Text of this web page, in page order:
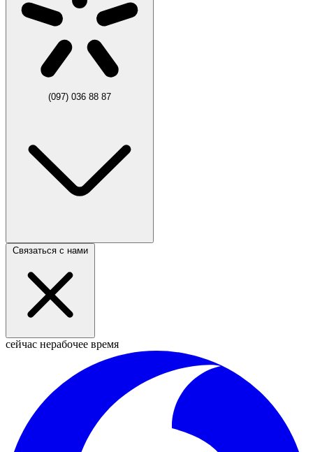
(097) 036 88 87
Связаться с нами
сейчас нерабочее время